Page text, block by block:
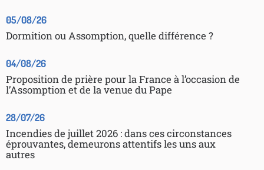
05/08/26
Dormition ou Assomption, quelle différence ?
04/08/26
Proposition de prière pour la France à l’occasion de
l’Assomption et de la venue du Pape
28/07/26
Incendies de juillet 2026 : dans ces circonstances
éprouvantes, demeurons attentifs les uns aux
autres